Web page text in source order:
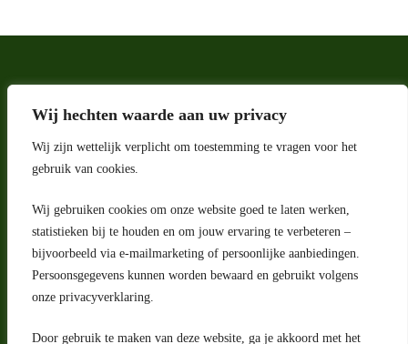
Wij hechten waarde aan uw privacy
Wij zijn wettelijk verplicht om toestemming te vragen voor het
gebruik van cookies.
Wij gebruiken cookies om onze website goed te laten werken,
statistieken bij te houden en om jouw ervaring te verbeteren –
bijvoorbeeld via e-mailmarketing of persoonlijke aanbiedingen.
Persoonsgegevens kunnen worden bewaard en gebruikt volgens
onze privacyverklaring.
Door gebruik te maken van deze website, ga je akkoord met het
Adres
Riga 4 E
2993 LW Barendrecht
Nederland
Contact
klantenservice@portugeseproducten.nl